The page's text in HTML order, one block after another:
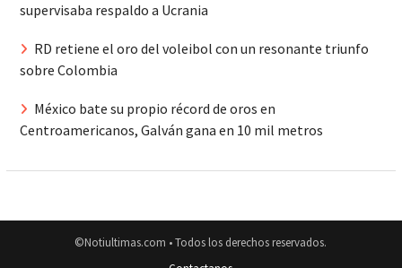
supervisaba respaldo a Ucrania
RD retiene el oro del voleibol con un resonante triunfo
sobre Colombia
México bate su propio récord de oros en
Centroamericanos, Galván gana en 10 mil metros
©Notiultimas.com • Todos los derechos reservados.